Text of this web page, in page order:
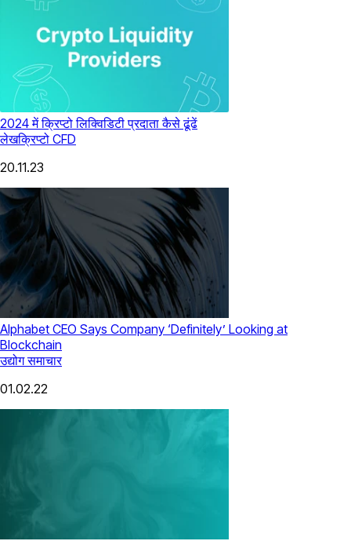
2024 में क्रिप्टो लिक्विडिटी प्रदाता कैसे ढूंढें
लेखक्रिप्टो CFD
20.11.23
Alphabet CEO Says Company ‘Definitely’ Looking at
Blockchain
उद्योग समाचार
01.02.22